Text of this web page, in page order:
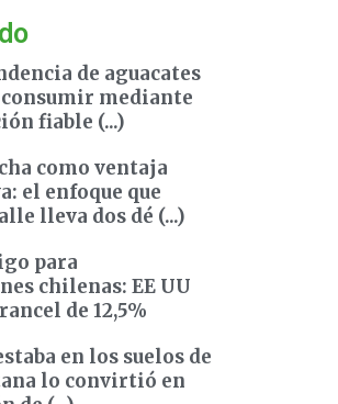
de aguacates
mediante
fiable (...)
como ventaja
el enfoque que
lleva dos dé (...)
para
chilenas: EE UU
de 12,5%
en los suelos de
lo convirtió en